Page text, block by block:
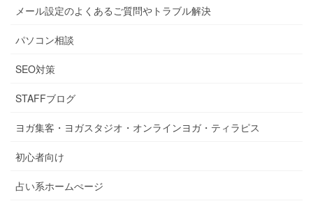
メール設定のよくあるご質問やトラブル解決
パソコン相談
SEO対策
STAFFブログ
ヨガ集客・ヨガスタジオ・オンラインヨガ・ティラピス
初心者向け
占い系ホームぺージ